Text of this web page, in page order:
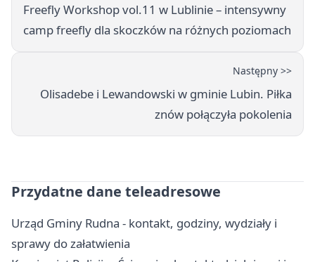
Freefly Workshop vol.11 w Lublinie – intensywny
camp freefly dla skoczków na różnych poziomach
Następny >>
Olisadebe i Lewandowski w gminie Lubin. Piłka
znów połączyła pokolenia
Przydatne dane teleadresowe
Urząd Gminy Rudna - kontakt, godziny, wydziały i
sprawy do załatwienia